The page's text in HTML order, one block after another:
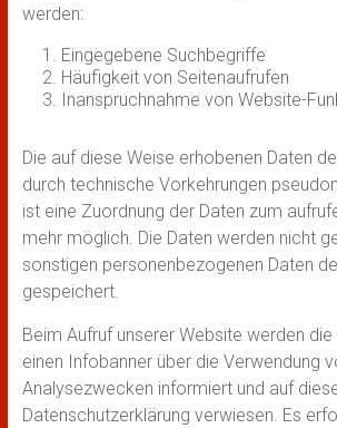
werden:
Eingegebene Suchbegriffe
Häufigkeit von Seitenaufrufen
Inanspruchnahme von Website-
Die auf diese Weise erhobenen Daten
durch technische Vorkehrungen
ist eine Zuordnung der Daten zum
mehr möglich. Die Daten werden nicht
sonstigen personenbezogenen Daten
gespeichert.
Beim Aufruf unserer Website werden
einen Infobanner über die Verwendung
Analysezwecken informiert und auf
Datenschutzerklärung verwiesen. Es